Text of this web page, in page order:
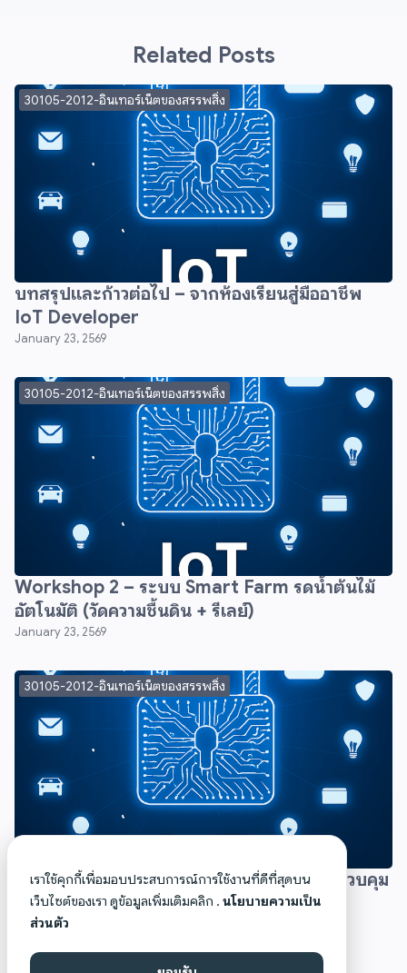
Related Posts
30105-2012-อินเทอร์เน็ตของสรรพสิ่ง
บทสรุปและก้าวต่อไป – จากห้องเรียนสู่มืออาชีพ
IoT Developer
January 23, 2569
30105-2012-อินเทอร์เน็ตของสรรพสิ่ง
Workshop 2 – ระบบ Smart Farm รดน้ำต้นไม้
อัตโนมัติ (วัดความชื้นดิน + รีเลย์)
January 23, 2569
30105-2012-อินเทอร์เน็ตของสรรพสิ่ง
Workshop 1 – สร้างระบบ Smart Home ควบคุม
ไฟและพัดลมอัตโนมัติ
January 23, 2569
เราใช้คุกกี้เพื่อมอบประสบการณ์การใช้งานที่ดีที่สุดบน
เว็บไซต์ของเรา ดูข้อมูลเพิ่มเติมคลิก . นโยบายความเป็น
ส่วนตัว